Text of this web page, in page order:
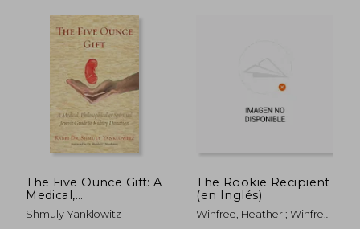
45%
dcto. $ 233.01
40%
dcto.
The Five Ounce Gift: A
Medical,
Philosophical &
Spiritual Jewish Guide
Shmuly Yanklowitz
The Rookie Recipient
(en Inglés)
Winfree, Heather ; Winfree,